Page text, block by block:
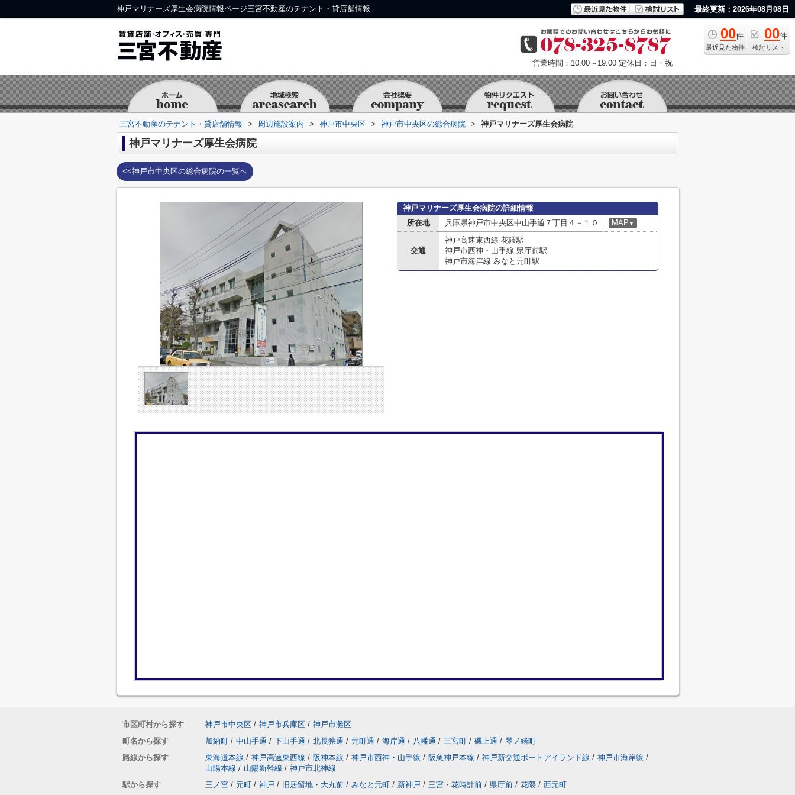
神戸マリナーズ厚生会病院情報ページ三宮不動産のテナント・貸店舗情報 最終更新：2026年08月08日
00件
最近見た物件
00件
検討リスト
営業時間：10:00～19:00 定休日：日・祝
三宮不動産のテナント・貸店舗情報 > 周辺施設案内 > 神戸市中央区 > 神戸市中央区の総合病院 > 神戸マリナーズ厚生会病院
神戸マリナーズ厚生会病院
<<神戸市中央区の総合病院の一覧へ
神戸マリナーズ厚生会病院の詳細情報
所在地
兵庫県神戸市中央区中山手通７丁目４－１０ MAP ▼
交通
神戸高速東西線 花隈駅
神戸市西神・山手線 県庁前駅
神戸市海岸線 みなと元町駅
市区町村から探す 神戸市中央区 / 神戸市兵庫区 / 神戸市灘区
町名から探す
加納町 / 中山手通 / 下山手通 / 北長狭通 / 元町通 / 海岸通 / 八幡通 / 三宮町 / 磯上通 / 琴ノ緒町
路線から探す
東海道本線 / 神戸高速東西線 / 阪神本線 / 神戸市西神・山手線 / 阪急神戸本線 / 神戸新交通ポートアイランド線 / 神戸市海岸線 /
山陽本線 / 山陽新幹線 / 神戸市北神線
駅から探す
三ノ宮 / 元町 / 神戸 / 旧居留地・大丸前 / みなと元町 / 新神戸 / 三宮・花時計前 / 県庁前 / 花隈 / 西元町